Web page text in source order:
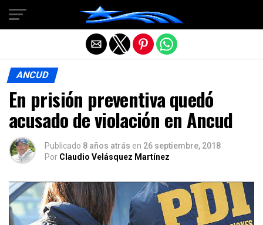
ANCUD
En prisión preventiva quedó
acusado de violación en Ancud
Publicado 8 años atrás en 26 septiembre, 2018
Por Claudio Velásquez Martínez
Salir de la versión móvil